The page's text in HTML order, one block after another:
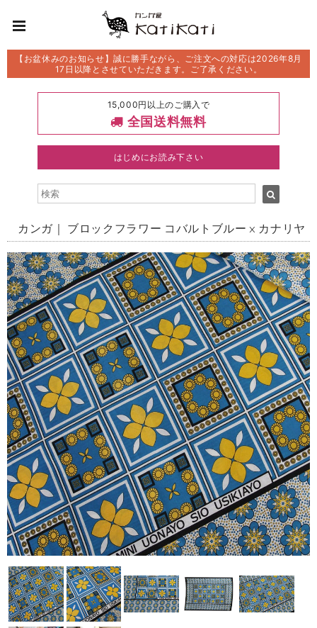
【お盆休みのお知らせ】誠に勝手ながら、ご注文への対応は2026年8月
17日以降とさせていただきます。ご了承ください。
15,000円以上のご購入で
全国送料無料
はじめにお読み下さい
カンガ｜ ブロックフラワー コバルトブルー × カナリヤ